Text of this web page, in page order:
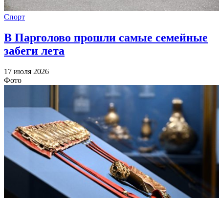
Спорт
В Парголово прошли самые семейные
забеги лета
17 июля 2026
Фото